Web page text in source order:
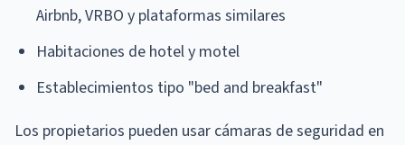
Airbnb, VRBO y plataformas similares
Habitaciones de hotel y motel
Establecimientos tipo "bed and breakfast"
Los propietarios pueden usar cámaras de seguridad en